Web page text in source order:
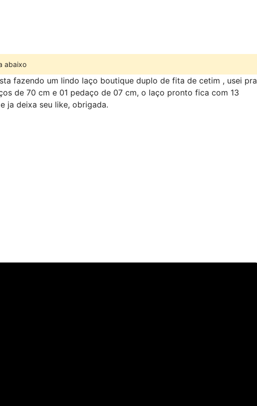
abaixo
fazendo um lindo laço boutique duplo de fita de cetim , usei pra
de 70 cm e 01 pedaço de 07 cm, o laço pronto fica com 13
ja deixa seu like, obrigada.